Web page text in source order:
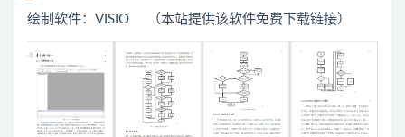
绘制软件：VISIO （本站提供该软件免费下载链接）